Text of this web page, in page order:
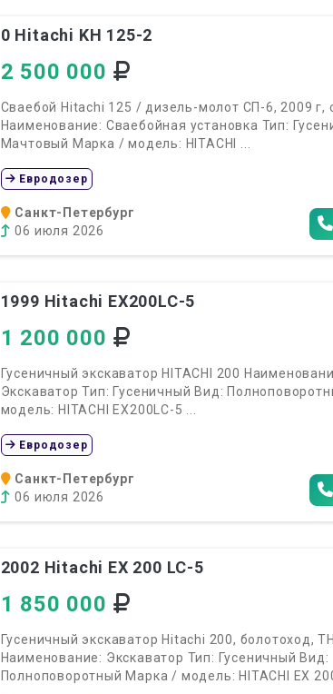
0 Hitachi KH 125-2
2 500 000
Сваебой Hitachi 125 / дизель-молот СП-6, 2009 г,
Наименование: Сваебойная установка Тип:
Мачтовый Марка / модель: HITACHI ...
Евродозер
Санкт-Петербург
06 июля 2026
1999 Hitachi EX200LC-5
1 200 000
Гусеничный экскаватор HITACHI 200
Экскаватор Тип: Гусеничный Вид:
модель: HITACHI EX200LC-5 ...
Евродозер
Санкт-Петербург
06 июля 2026
2002 Hitachi EX 200 LC-5
1 850 000
Гусеничный экскаватор Hitachi 200, болотоход,
Наименование: Экскаватор Тип: Гусеничный Вид:
Полноповоротный Марка / модель: HITACHI EX 200